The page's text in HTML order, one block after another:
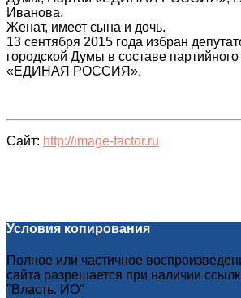
Иванова.
Женат, имеет сына и дочь.
13 сентября 2015 года избран
городской Думы в составе
«ЕДИНАЯ РОССИЯ».
Сайт: http://image-factor.ru
Условия копирования
Полное или частичное
сайта разрешается при наличии
"Власть. ИО"